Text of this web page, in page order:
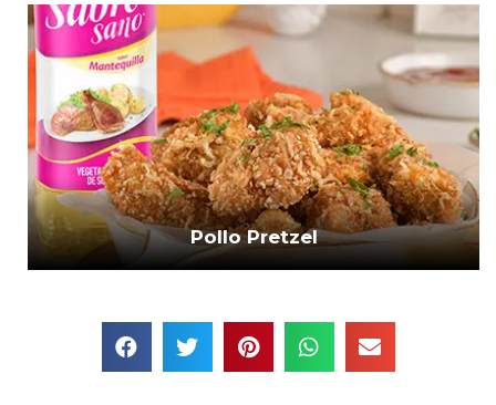
Pollo Pretzel